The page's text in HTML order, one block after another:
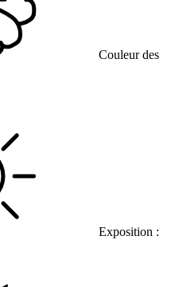
Couleur des
Exposition :